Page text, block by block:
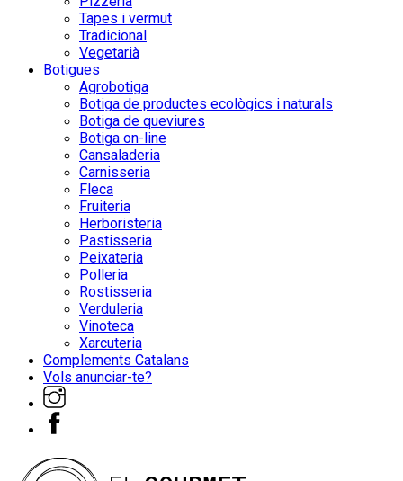
Tapes i vermut
Tradicional
Vegetarià
Botigues
Agrobotiga
Botiga de productes ecològics i naturals
Botiga de queviures
Botiga on-line
Cansaladeria
Carnisseria
Fleca
Fruiteria
Herboristeria
Pastisseria
Peixateria
Polleria
Rostisseria
Verduleria
Vinoteca
Xarcuteria
Complements Catalans
Vols anunciar-te?